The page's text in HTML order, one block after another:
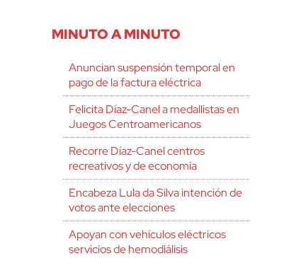
MINUTO A MINUTO
Anuncian suspensión temporal en
pago de la factura eléctrica
Felicita Díaz-Canel a medallistas en
Juegos Centroamericanos
Recorre Díaz-Canel centros
recreativos y de economía
Encabeza Lula da Silva intención de
votos ante elecciones
Apoyan con vehículos eléctricos
servicios de hemodiálisis